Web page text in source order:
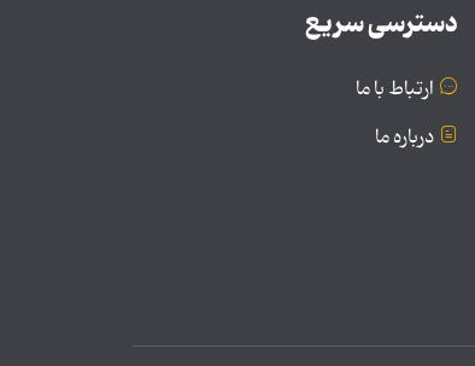
دسترسی سریع
ارتباط با ما
درباره ما